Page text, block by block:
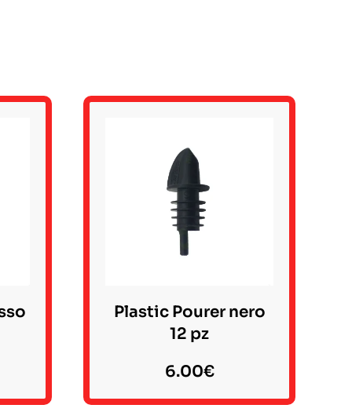
Plastic Pourer nero
12 pz
6.00€